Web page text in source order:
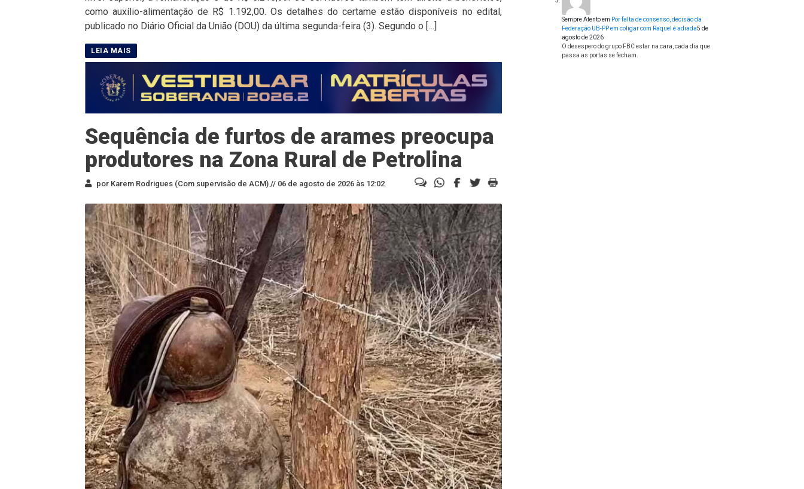
como auxílio-alimentação de R$ 1.192,00. Os detalhes do certame estão disponíveis no edital,
publicado no Diário Oficial da União (DOU) da última segunda-feira (3). Segundo o […]
Sequência de furtos de arames preocupa
produtores na Zona Rural de Petrolina
por Karem Rodrigues (Com supervisão de ACM) // 06 de agosto de 2026 às 12:02
Sempre Atentoem Por falta de consenso, decisão da
Federação UB-PP em coligar com Raquel é adiada5 de
agosto de 2026
O desespero do grupo FBC estar na cara, cada dia que
passa as portas se fecham.